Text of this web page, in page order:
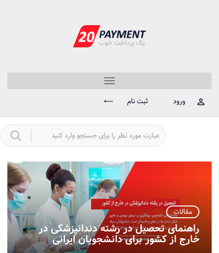
Toggle
navigation
ورود
ثبت نام
مقالات
راهنمای تحصیل در رشته دندانپزشکی در
خارج از کشور برای دانشجویان ایرانی